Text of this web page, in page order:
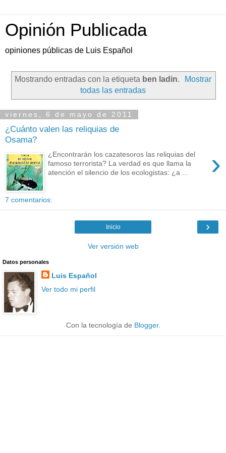
Opinión Publicada
opiniones públicas de Luis Español
Mostrando entradas con la etiqueta ben ladin.
Mostrar
todas las entradas
viernes, 6 de mayo de 2011
¿Cuánto valen las reliquias de
Osama?
›
¿Encontrarán los cazatesoros las reliquias del
famoso terrorista? La verdad es que llama la
atención el silencio de los ecologistas: ¿a ...
7 comentarios:
›
Inicio
Ver versión web
Datos personales
Luis Español
Ver todo mi perfil
Con la tecnología de Blogger.